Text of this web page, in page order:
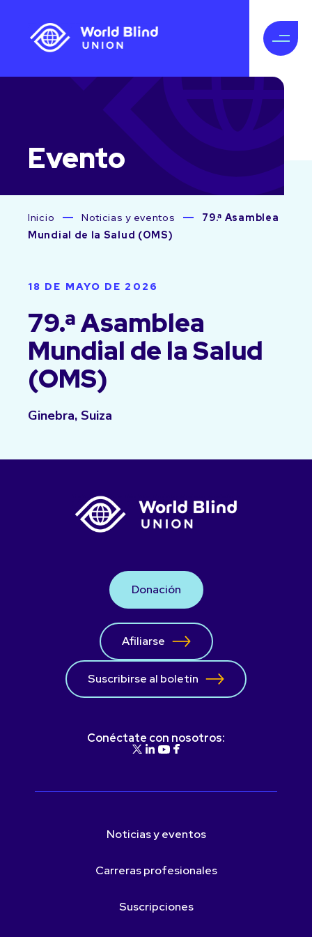
Evento
Inicio Noticias y eventos
79.ª Asamblea
Mundial de la Salud (OMS)
18 DE MAYO DE 2026
79.ª Asamblea
Mundial de la Salud
(OMS)
Ginebra, Suiza
Donación
Afiliarse
Suscribirse al boletín
Conéctate con nosotros:
Noticias y eventos
Carreras profesionales
Suscripciones